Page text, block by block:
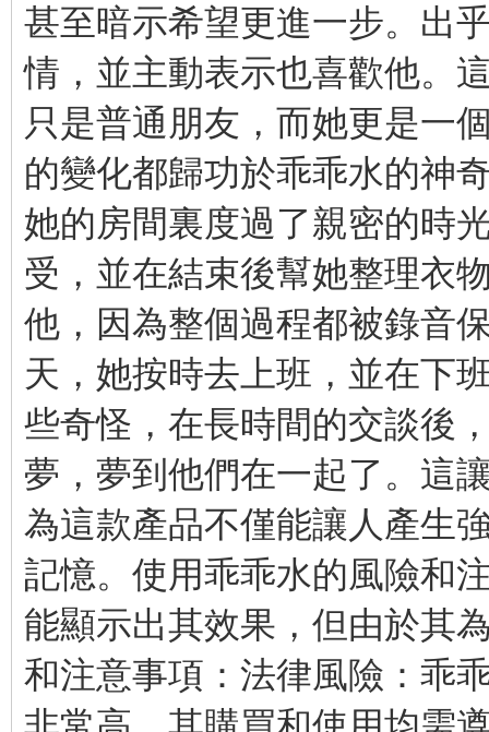
甚至暗示希望更進一步。出
情，並主動表示也喜歡他。
只是普通朋友，而她更是一
的變化都歸功於乖乖水的神
她的房間裏度過了親密的時
受，並在結束後幫她整理衣
他，因為整個過程都被錄音
天，她按時去上班，並在下
些奇怪，在長時間的交談後
夢，夢到他們在一起了。這
為這款產品不僅能讓人產生
記憶。使用乖乖水的風險和
能顯示出其效果，但由於其
和注意事項：法律風險：乖